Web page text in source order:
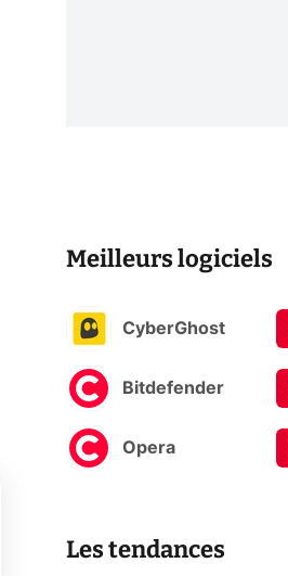
Meilleurs logiciels
CyberGhost
Bitdefender
Opera
Les tendances